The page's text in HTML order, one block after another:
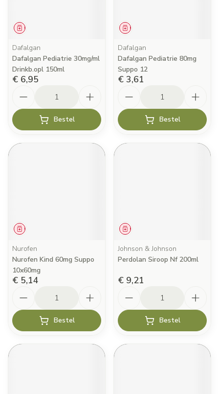
Geneesmiddel
Dafalgan
Dafalgan Pediatrie 30mg/ml
Drinkb.opl 150ml
€ 6,95
Bestel
Geneesmiddel
Dafalgan
Dafalgan Pediatrie 80mg
Suppo 12
€ 3,61
Bestel
Geneesmiddel
Nurofen
Nurofen Kind 60mg Suppo
10x60mg
€ 5,14
Bestel
Geneesmiddel
Johnson & Johnson
Perdolan Siroop Nf 200ml
€ 9,21
Bestel